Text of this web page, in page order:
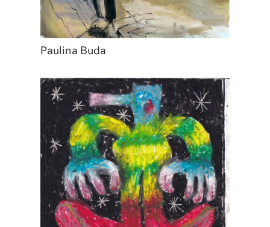
Paulina Buda